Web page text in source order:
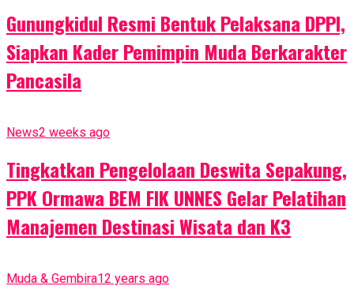
Gunungkidul Resmi Bentuk Pelaksana DPPI,
Siapkan Kader Pemimpin Muda Berkarakter
Pancasila
News2 weeks ago
Tingkatkan Pengelolaan Deswita Sepakung,
PPK Ormawa BEM FIK UNNES Gelar Pelatihan
Manajemen Destinasi Wisata dan K3
Muda & Gembira12 years ago